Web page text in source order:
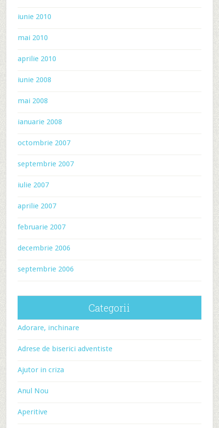
iunie 2010
mai 2010
aprilie 2010
iunie 2008
mai 2008
ianuarie 2008
octombrie 2007
septembrie 2007
iulie 2007
aprilie 2007
februarie 2007
decembrie 2006
septembrie 2006
Categorii
Adorare, inchinare
Adrese de biserici adventiste
Ajutor in criza
Anul Nou
Aperitive